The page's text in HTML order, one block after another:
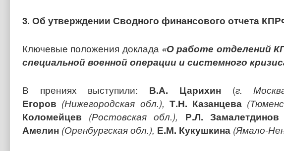
3. Об утверждении Сводного финансового отчета
Ключевые положения доклада «О работе отделений
специальной военной операции и системного
В прениях выступили: В.А. Царихин (г.
Егоров (Нижегородская обл.), Т.Н. Казанцева
Коломейцев (Ростовская обл.), Р.Л. Замалетдинов
Амелин (Оренбургская обл.), Е.М. Кукушкина (Ямало-